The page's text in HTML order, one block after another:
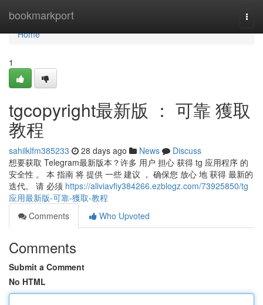
bookmarkport
Home
Home
1
tgcopyright最新版 ： 可靠 獲取
教程
sahilklfm385233 28 days ago News
Discuss
想要获取 Telegram最新版本？许多 用户 担心 获得 tg 应用程序 的
安全性 。 本 指南 将 提供 一些 建议 ， 确保您 放心 地 获得 最新的
迭代。 请 必须 https://aliviavfiy384266.ezblogz.com/73925850/tg
应用最新版-可靠-獲取-教程
Comments
Who Upvoted
Comments
Submit a Comment
No HTML